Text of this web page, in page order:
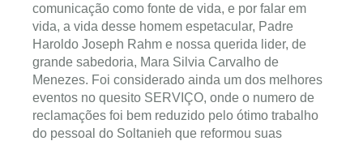
comunicação como fonte de vida, e por falar em
vida, a vida desse homem espetacular, Padre
Haroldo Joseph Rahm e nossa querida lider, de
grande sabedoria, Mara Silvia Carvalho de
Menezes. Foi considerado ainda um dos melhores
eventos no quesito SERVIÇO, onde o numero de
reclamações foi bem reduzido pelo ótimo trabalho
do pessoal do Soltanieh que reformou suas